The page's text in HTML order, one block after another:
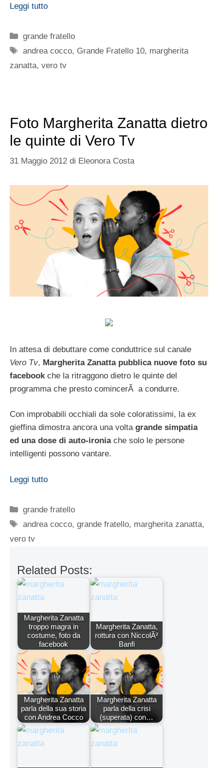
Leggi tutto
Categorie
grande fratello
Tag
andrea cocco, Grande Fratello 10, margherita
zanatta, vero tv
Foto Margherita Zanatta dietro
le quinte di Vero Tv
31 Maggio 2012 di Eleonora Costa
In attesa di debuttare come conduttrice sul canale
Vero Tv, Margherita Zanatta pubblica nuove foto su
facebook che la ritraggono dietro le quinte del
programma che presto comincerÃ a condurre.
Con improbabili occhiali da sole coloratissimi, la ex
gieffina dimostra ancora una volta grande simpatia
ed una dose di auto-ironia che solo le persone
intelligenti possono vantare.
Leggi tutto
Categorie
grande fratello
Tag
andrea cocco,grande fratello, margherita zanatta,
vero tv
Related Posts:
Margherita Zanatta
troppo magra in
costume, foto da
facebook
Margherita Zanatta,
rottura con NiccolÃ²
Banfi
Margherita Zanatta
parla della sua storia
con Andrea Cocco
Margherita Zanatta
parla della crisi
(superata) con…